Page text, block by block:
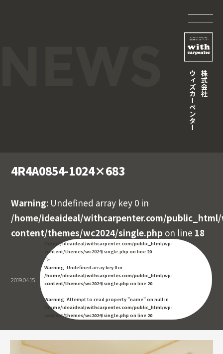
4R4A0854-1024×683
Warning: Undefined array key 0 in
/home/ideaideal/withcarpenter.com/
content/themes/wc2024/single.php on line 18
2019.04.15
/home/ideaideal/withcarpenter.com/public_html/wp-
content/themes/wc2024/single.php on line 20
">
Warning: Undefined array key 0 in
/home/ideaideal/withcarpenter.com/public_html/wp-
content/themes/wc2024/single.php on line 20
Warning: Attempt to read property "name" on null in
/home/ideaideal/withcarpenter.com/public_html/wp-
content/themes/wc2024/single.php on line 20